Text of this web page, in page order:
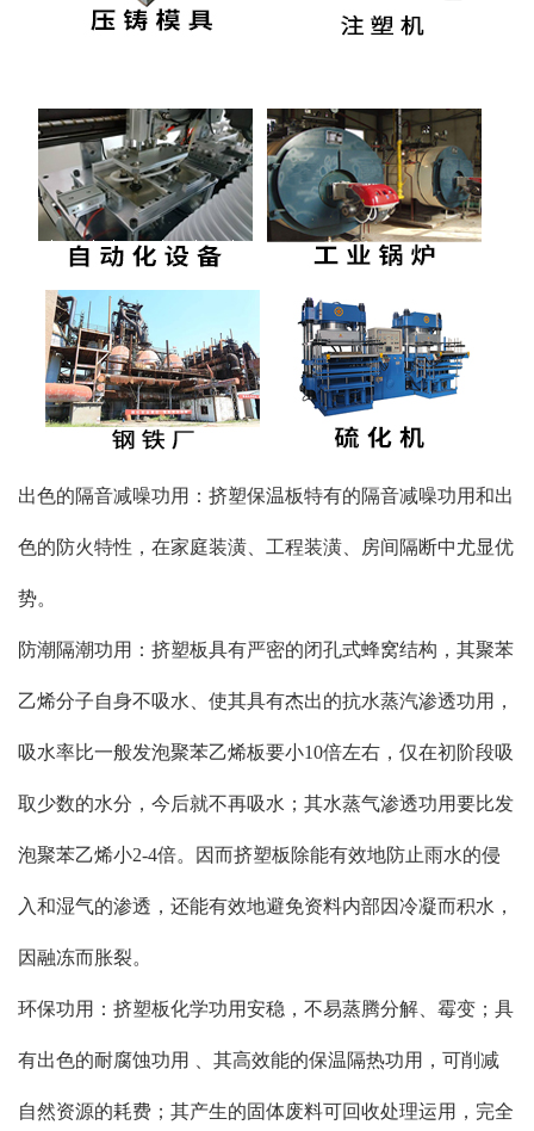
出色的隔音减噪功用：挤塑保温板特有的隔音减噪功用和出
色的防火特性，在家庭装潢、工程装潢、房间隔断中尤显优
势。
防潮隔潮功用：挤塑板具有严密的闭孔式蜂窝结构，其聚苯
乙烯分子自身不吸水、使其具有杰出的抗水蒸汽渗透功用，
吸水率比一般发泡聚苯乙烯板要小10倍左右，仅在初阶段吸
取少数的水分，今后就不再吸水；其水蒸气渗透功用要比发
泡聚苯乙烯小2-4倍。因而挤塑板除能有效地防止雨水的侵
入和湿气的渗透，还能有效地避免资料内部因冷凝而积水，
因融冻而胀裂。
环保功用：挤塑板化学功用安稳，不易蒸腾分解、霉变；具
有出色的耐腐蚀功用 、其高效能的保温隔热功用，可削减
自然资源的耗费；其产生的固体废料可回收处理运用，完全